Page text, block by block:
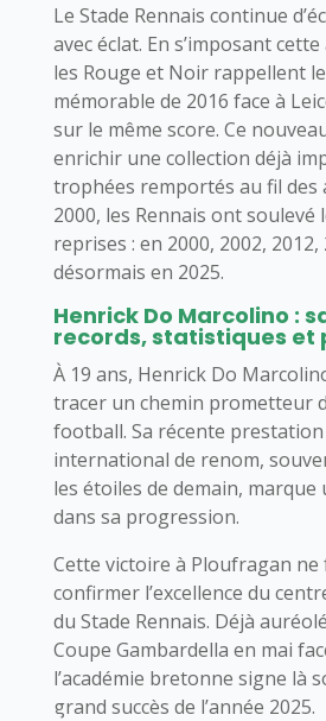
Le Stade Rennais continue
avec éclat. En s’imposant
les Rouge et Noir rappellent
mémorable de 2016 face à
sur le même score. Ce
enrichir une collection déjà
trophées remportés au fil des
2000, les Rennais ont soulevé
reprises : en 2000, 2002,
désormais en 2025.
Henrick Do Marcolino :
records, statistiques et
À 19 ans, Henrick Do
tracer un chemin prometteur
football. Sa récente
international de renom,
les étoiles de demain, marque
dans sa progression.
Cette victoire à Ploufragan ne
confirmer l’excellence du
du Stade Rennais. Déjà
Coupe Gambardella en mai
l’académie bretonne signe là
grand succès de l’année 2025.